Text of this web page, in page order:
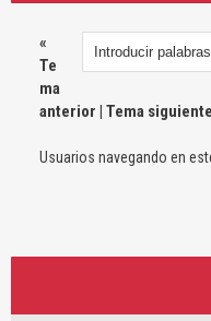
«
Te
ma
anterior | Tema siguiente
Usuarios navegando en